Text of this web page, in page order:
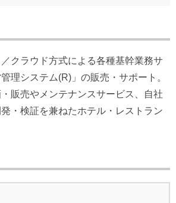
クラウド方式による各種基幹業務サ
理システム(R)」の販売・サポート。
販売やメンテナンスサービス、自社
・検証を兼ねたホテル・レストラン